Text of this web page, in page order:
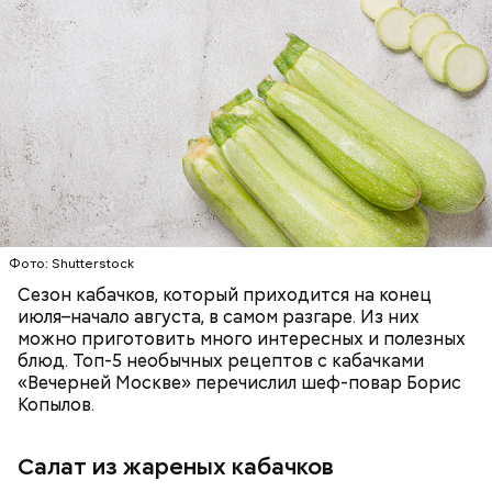
Фото: Shutterstock
Сезон кабачков, который приходится на конец
июля–начало августа, в самом разгаре. Из них
можно приготовить много интересных и полезных
блюд. Топ-5 необычных рецептов с кабачками
«Вечерней Москве» перечислил шеф-повар Борис
Копылов.
Салат из жареных кабачков
Ингредиенты:
ЕДА ОВОЩИ РЕЦЕПТЫ
Вред дыни
Фото: Shutterstock